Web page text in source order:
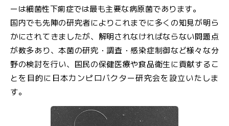
ガ
ジ
ン
ーは細菌性下痢症では最も主要な病原菌であります。
国内でも先陣の研究者によりこれまでに多くの知見が明ら
かにされてきましたが、解明されなければならない問題点
が数多あり、本菌の研究・調査・感染症制御など様々な分
野の検討を行い、国民の保健医療や食品衛生に貢献するこ
とを目的に日本カンピロバクター研究会を設立いたしま
す。